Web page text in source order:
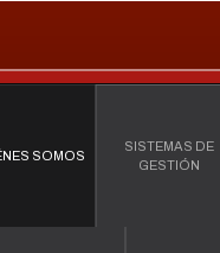
SOMOS
SISTEMAS DE
GESTIÓN